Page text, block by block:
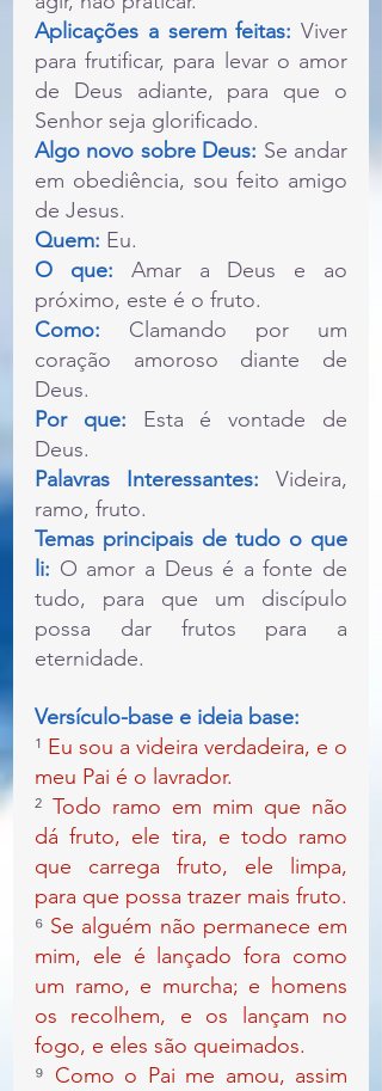
Aplicações a serem feitas: Viver
para frutificar, para levar o amor
de Deus adiante, para que o
Senhor seja glorificado.
Algo novo sobre Deus: Se andar
em obediência, sou feito amigo
de Jesus.
Quem: Eu.
O que: Amar a Deus e ao
próximo, este é o fruto.
Como: Clamando por um
coração amoroso diante de
Deus.
Por que: Esta é vontade de
Deus.
Palavras Interessantes: Videira,
ramo, fruto.
Temas principais de tudo o que
li: O amor a Deus é a fonte de
tudo, para que um discípulo
possa dar frutos para a
eternidade.
Versículo-base e ideia base:
¹ Eu sou a videira verdadeira, e o
meu Pai é o lavrador.
² Todo ramo em mim que não
dá fruto, ele tira, e todo ramo
que carrega fruto, ele limpa,
para que possa trazer mais fruto.
⁶ Se alguém não permanece em
mim, ele é lançado fora como
um ramo, e murcha; e homens
os recolhem, e os lançam no
fogo, e eles são queimados.
⁹ Como o Pai me amou, assim